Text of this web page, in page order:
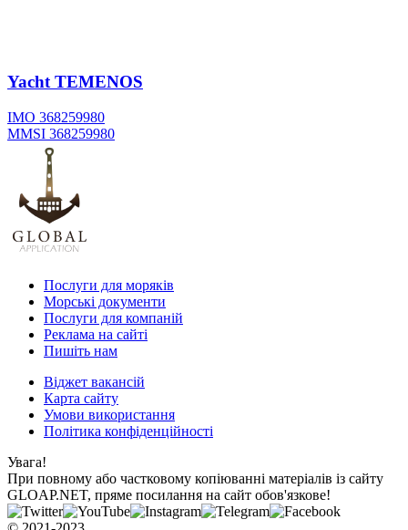
YachtTEMENOS
IMO 368259980
MMSI 368259980
Послуги для моряків
Морські документи
Послуги для компаній
Реклама на сайті
Пишіть нам
Віджет вакансій
Карта сайту
Умови використання
Політика конфіденційності
Увага!
При повному або частковому копіюванні матеріалів із сайту
GLOAP.NET, пряме посилання на сайт обов'язкове!